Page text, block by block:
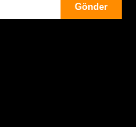
Gönder